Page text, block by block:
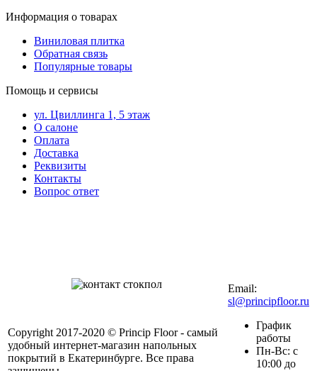
Информация о товарах
Виниловая плитка
Обратная связь
Популярные товары
Помощь и сервисы
ул. Цвиллинга 1, 5 этаж
О салоне
Оплата
Доставка
Реквизиты
Контакты
Вопрос ответ
Copyright 2017-2020 © Princip Floor - самый
удобный интернет-магазин напольных
покрытий в Екатеринбурге. Все права
Email:
sl@principfloor.ru
График
работы
Пн-Вс: с
10:00 до